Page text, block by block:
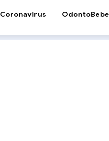
Coronavirus OdontoBebe